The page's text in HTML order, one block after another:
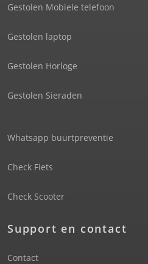
Gestolen Mobiele telefoon
Gestolen laptop
Gestolen Horloge
Gestolen Sieraden
Whatsapp buurtpreventie
Check Fiets
Check Scooter
Support en contact
Contact